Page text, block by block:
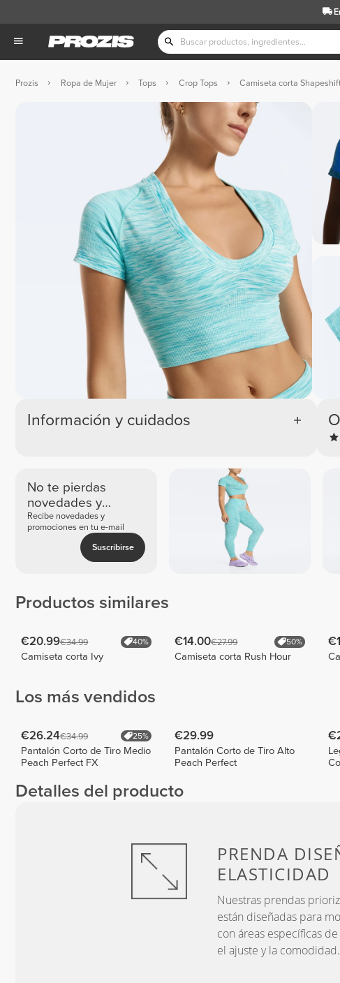
Prozis Ropa de Mujer Tops Crop Tops Camiseta corta
Información y cuidados
No te pierdas
novedades y
ofertas exclusivas
Recibe novedades y
promociones en tu e-mail
Suscribirse
Productos similares
€20.99€34.99 40%
Camiseta corta Ivy
€14.00€27.99 50%
Camiseta corta Rush Hour
Los más vendidos
€26.24€34.99 25%
Pantalón Corto de Tiro Medio
Peach Perfect FX
€29.99
Pantalón Corto de Tiro Alto
Peach Perfect
Detalles del producto
PRENDA
ELASTICIDAD
Nuestras prendas
están diseñadas para
con áreas específicas
el ajuste y la comodidad.